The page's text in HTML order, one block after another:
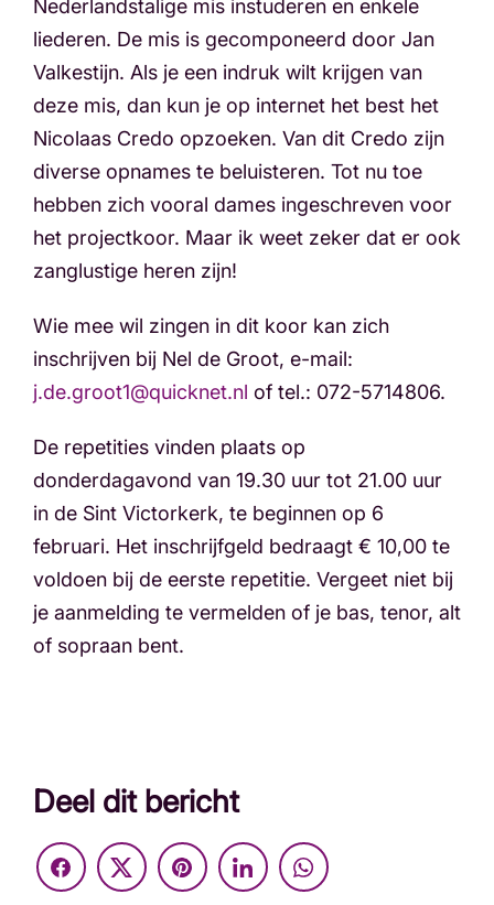
Nederlandstalige mis instuderen en enkele
liederen. De mis is gecomponeerd door Jan
Valkestijn. Als je een indruk wilt krijgen van
deze mis, dan kun je op internet het best het
Nicolaas Credo opzoeken. Van dit Credo zijn
diverse opnames te beluisteren. Tot nu toe
hebben zich vooral dames ingeschreven voor
het projectkoor. Maar ik weet zeker dat er ook
zanglustige heren zijn!
Wie mee wil zingen in dit koor kan zich
inschrijven bij Nel de Groot, e-mail:
j.de.groot1@quicknet.nl of tel.: 072-5714806.
De repetities vinden plaats op
donderdagavond van 19.30 uur tot 21.00 uur
in de Sint Victorkerk, te beginnen op 6
februari. Het inschrijfgeld bedraagt € 10,00 te
voldoen bij de eerste repetitie. Vergeet niet bij
je aanmelding te vermelden of je bas, tenor, alt
of sopraan bent.
Deel dit bericht